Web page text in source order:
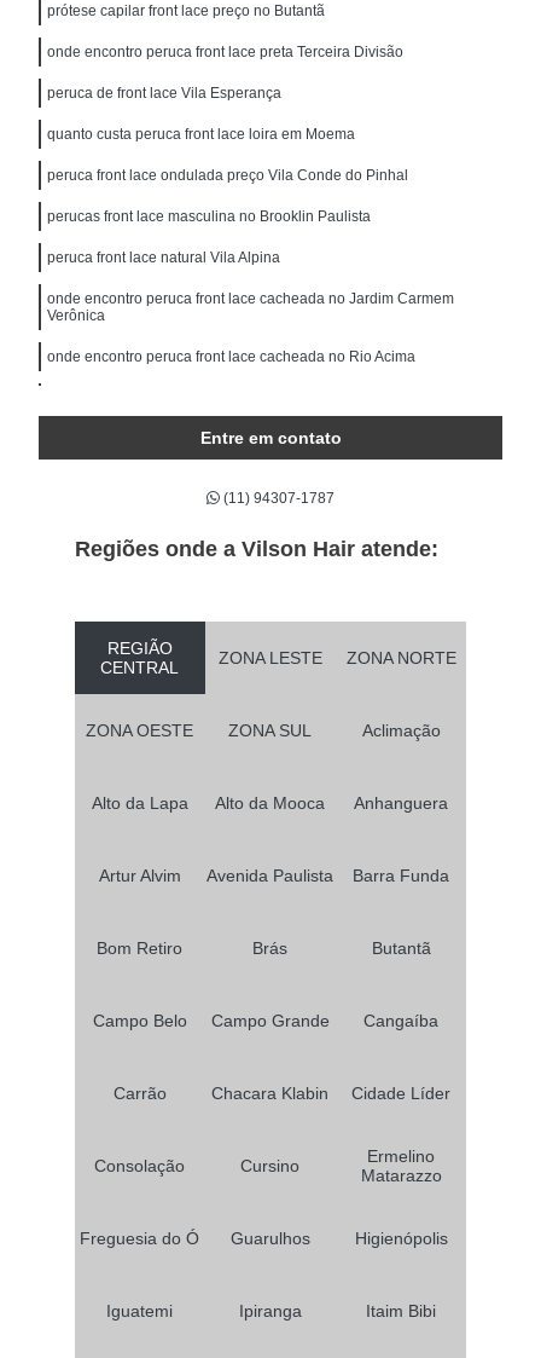
prótese capilar front lace preço no Butantã
onde encontro peruca front lace preta Terceira Divisão
peruca de front lace Vila Esperança
quanto custa peruca front lace loira em Moema
peruca front lace ondulada preço Vila Conde do Pinhal
perucas front lace masculina no Brooklin Paulista
peruca front lace natural Vila Alpina
onde encontro peruca front lace cacheada no Jardim Carmem
Verônica
onde encontro peruca front lace cacheada no Rio Acima
próteses capilares front lace no Jardim Jaçanã
quanto custa peruca front lace ondulada no Alto da Lapa
peruca front lace masculina Vila Barbosa
quanto custa peruca front lace cacheada no Jardim Andaraí
peruca front lace ondulada Campininha
quanto custa peruca front lace ondulada no Jardim das Laranjeiras
peruca front lace natural preço Cumbica
onde encontro peruca front lace cabelo humano Chácara Flora
peruca front lace cabelo humano preço no Pari
peruca front lace natural preço em Cristais
Entre em contato
(11) 94307-1787
Regiões onde a Vilson Hair atende:
REGIÃO
CENTRAL
ZONA LESTE ZONA NORTE
ZONA OESTE ZONA SUL Aclimação
Alto da Lapa Alto da Mooca Anhanguera
Artur Alvim Avenida Paulista Barra Funda
Bom Retiro Brás Butantã
Campo Belo Campo Grande Cangaíba
Carrão Chacara Klabin Cidade Líder
Consolação Cursino
Ermelino
Matarazzo
Freguesia do Ó Guarulhos Higienópolis
Iguatemi Ipiranga Itaim Bibi